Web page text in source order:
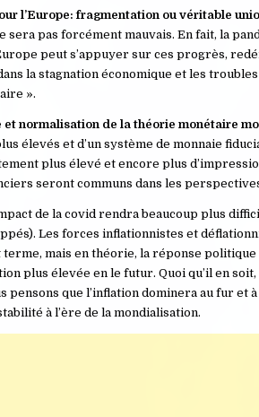
l’Europe: fragmentation ou véritable
sera pas forcément mauvais. En fait, la
peut s’appuyer sur ces progrès,
la stagnation économique et les
».
et normalisation de la théorie monétaire
élevés et d’un système de monnaie
plus élevé et encore plus
seront communs dans les
de la covid rendra beaucoup plus
Les forces inflationnistes et
mais en théorie, la réponse
plus élevée en le futur. Quoi qu’il en
pensons que l’inflation dominera au fur
à l’ère de la mondialisation.